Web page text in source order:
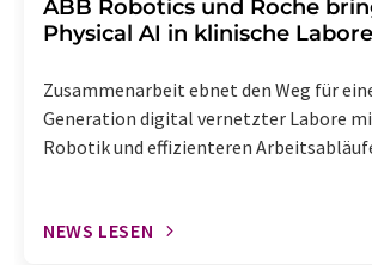
​​​​​​​ABB Robotics und Roche
Physical AI in klinische Labore
Zusammenarbeit ebnet den Weg für
Generation digital vernetzter Labore
Robotik und effizienteren
NEWS LESEN